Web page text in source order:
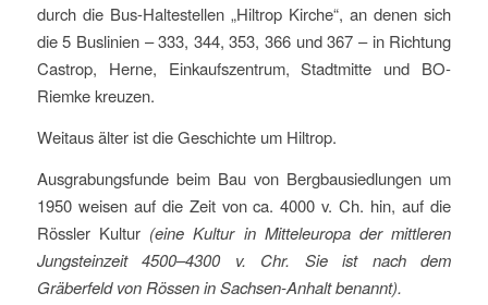
durch die Bus-Haltestellen „Hiltrop Kirche“, an denen sich
die 5 Buslinien – 333, 344, 353, 366 und 367 – in Richtung
Castrop, Herne, Einkaufszentrum, Stadtmitte und BO-
Riemke kreuzen.
Weitaus älter ist die Geschichte um Hiltrop.
Ausgrabungsfunde beim Bau von Bergbausiedlungen um
1950 weisen auf die Zeit von ca. 4000 v. Ch. hin, auf die
Rössler Kultur (eine Kultur in Mitteleuropa der mittleren
Jungsteinzeit 4500–4300 v. Chr. Sie ist nach dem
Gräberfeld von Rössen in Sachsen-Anhalt benannt).